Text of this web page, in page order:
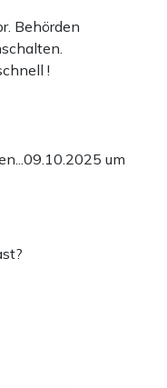
Behörden
!
09.10.2025 um